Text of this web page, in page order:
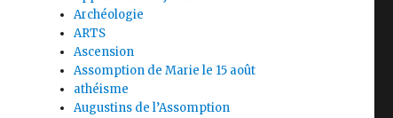
Archéologie
ARTS
Ascension
Assomption de Marie le 15 août
athéisme
Augustins de l’Assomption